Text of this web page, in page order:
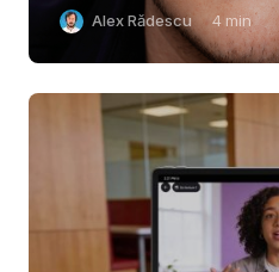
Alex Rădescu 4 min